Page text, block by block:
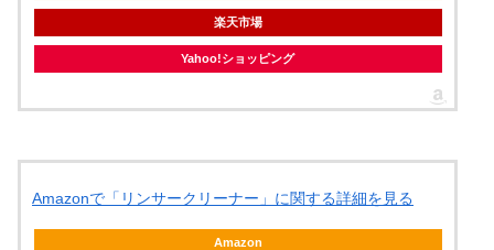
楽天市場
Yahoo!ショッピング
Amazonで「リンサークリーナー」に関する詳細を見る
Amazon